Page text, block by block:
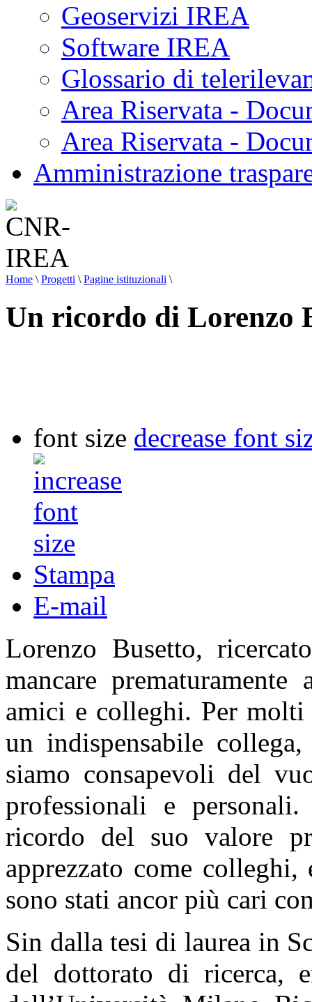
Geoservizi IREA
Software IREA
Glossario di
Area Riservata -
Area Riservata -
Amministrazione
Home \ Progetti \ Pagine istituzionali \
Un ricordo di Lorenzo
font size decrease font
Stampa
E-mail
Lorenzo Busetto,
mancare
amici e colleghi. Per
un indispensabile
siamo consapevoli del
professionali e
ricordo del suo valore
apprezzato come
sono stati ancor più cari
Sin dalla tesi di laurea in
del dottorato di ricerca,